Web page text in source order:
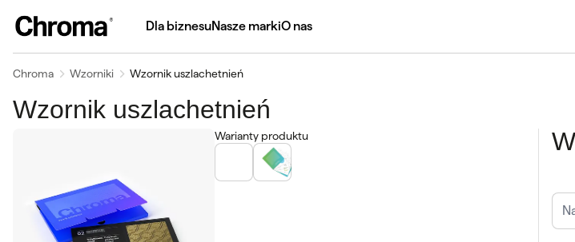
Dla biznesuNasze markiO nas
Chroma Wzorniki Wzornik uszlachetnień
Wzornik uszlachetnień
Warianty produktu